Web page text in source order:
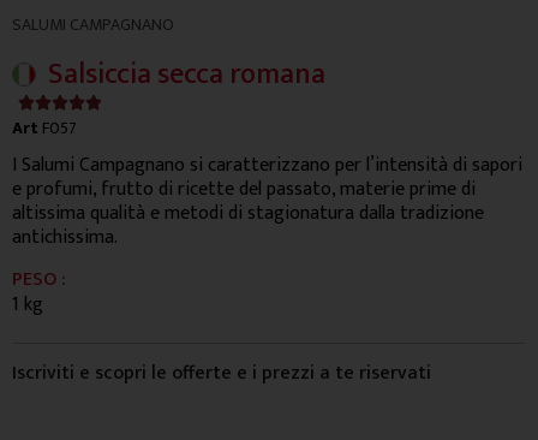
SALUMI CAMPAGNANO
Salsiccia secca romana

Art F057
I Salumi Campagnano si caratterizzano per l’intensità di sapori
e profumi, frutto di ricette del passato, materie prime di
altissima qualità e metodi di stagionatura dalla tradizione
antichissima.
PESO :
1 kg
Iscriviti e scopri le offerte e i prezzi a te riservati